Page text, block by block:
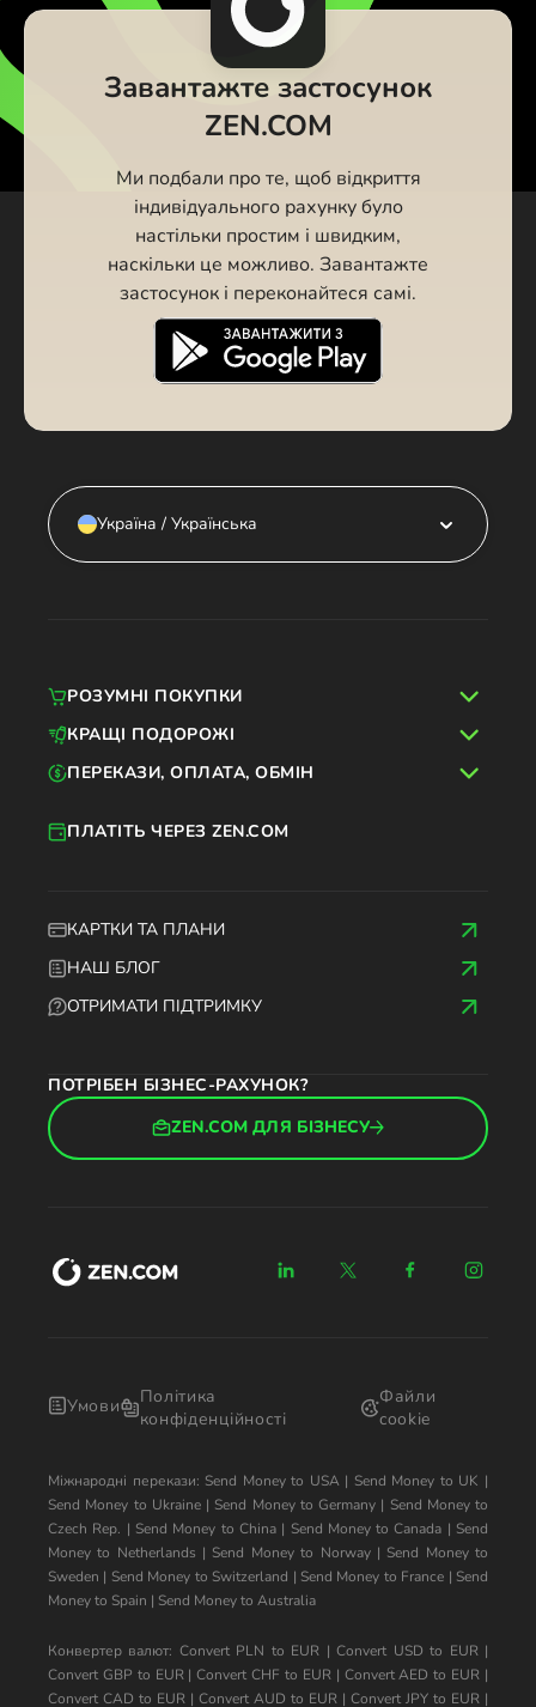
Завантажте застосунок
ZEN.COM
Ми подбали про те, щоб відкриття
індивідуального рахунку було
настільки простим і швидким,
наскільки це можливо. Завантажте
застосунок і переконайтеся самі.
Україна / Українська
КАРТКИ ТА ПЛАНИ
НАШ БЛОГ
ОТРИМАТИ ПІДТРИМКУ
ПЛАТІТЬ ЧЕРЕЗ ZEN.COM
ПОТРІБЕН БІЗНЕС-РАХУНОК?
ZEN.COM ДЛЯ БІЗНЕСУ
РОЗУМНІ ПОКУПКИ
КРАЩІ ПОДОРОЖІ
ПЕРЕКАЗИ, ОПЛАТА, ОБМІН
Умови
Політика
конфіденційності
Файли
cookie
Міжнародні перекази: Send Money to USA| Send Money to UK |
Send Money to Ukraine| Send Money to Germany | Send Money to
Czech Rep. | Send Money to China| Send Money to Canada | Send
Money to Netherlands | Send Money to Norway| Send Money to
Sweden | Send Money to Switzerland | Send Money to France | Send
Money to Spain | Send Money to Australia
Конвертер валют: Convert PLN to EUR |Convert USD to EUR|
Convert GBP to EUR|Convert CHF to EUR| Convert AED to EUR |
Convert CAD to EUR | Convert AUD to EUR | Convert JPY to EUR |